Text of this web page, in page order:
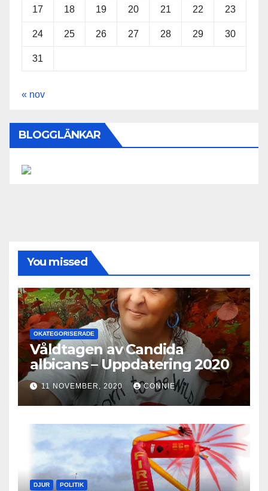
17 18 19 20 21 22 23
24 25 26 27 28 29 30
31
« nov
BLOGGLÄNKAR
You missed
OKATEGORISERADE
Våldtagen av Candida
albicans – Uppdatering 2020
11 NOVEMBER, 2020 CONNIE
DJUR POLITIK